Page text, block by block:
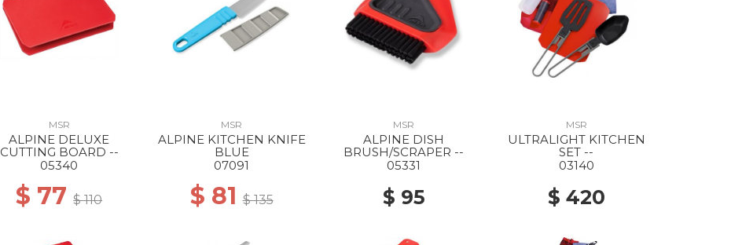
MSR
ALPINE DELUXE
CUTTING BOARD --
05340
$ 77$ 110
MSR
ALPINE KITCHEN KNIFE
BLUE
07091
$ 81$ 135
MSR
ALPINE DISH
BRUSH/SCRAPER --
05331
$ 95
MSR
ULTRALIGHT KITCHEN
SET --
03140
$ 420